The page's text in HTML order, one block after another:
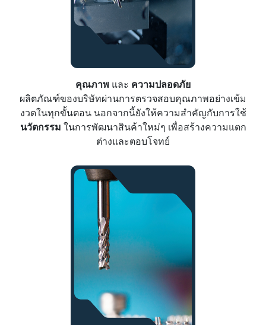
คุณภาพ และ ความปลอดภัย
ผลิตภัณฑ์ของบริษัทผ่านการตรวจสอบคุณภาพอย่างเข้ม
งวดในทุกขั้นตอน นอกจากนี้ยังให้ความสำคัญกับการใช้
นวัตกรรม ในการพัฒนาสินค้าใหม่ๆ เพื่อสร้างความแตก
ต่างและตอบโจทย์